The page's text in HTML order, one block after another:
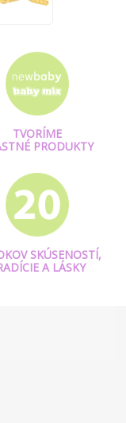
TVORÍME
PRODUKTY
SKÚSENOSTÍ,
A LÁSKY